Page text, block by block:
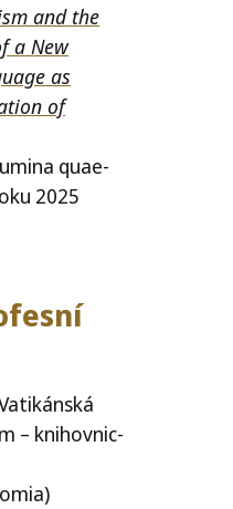
and the
a New
as
of
quae­
2025
– kni­hov­nic­